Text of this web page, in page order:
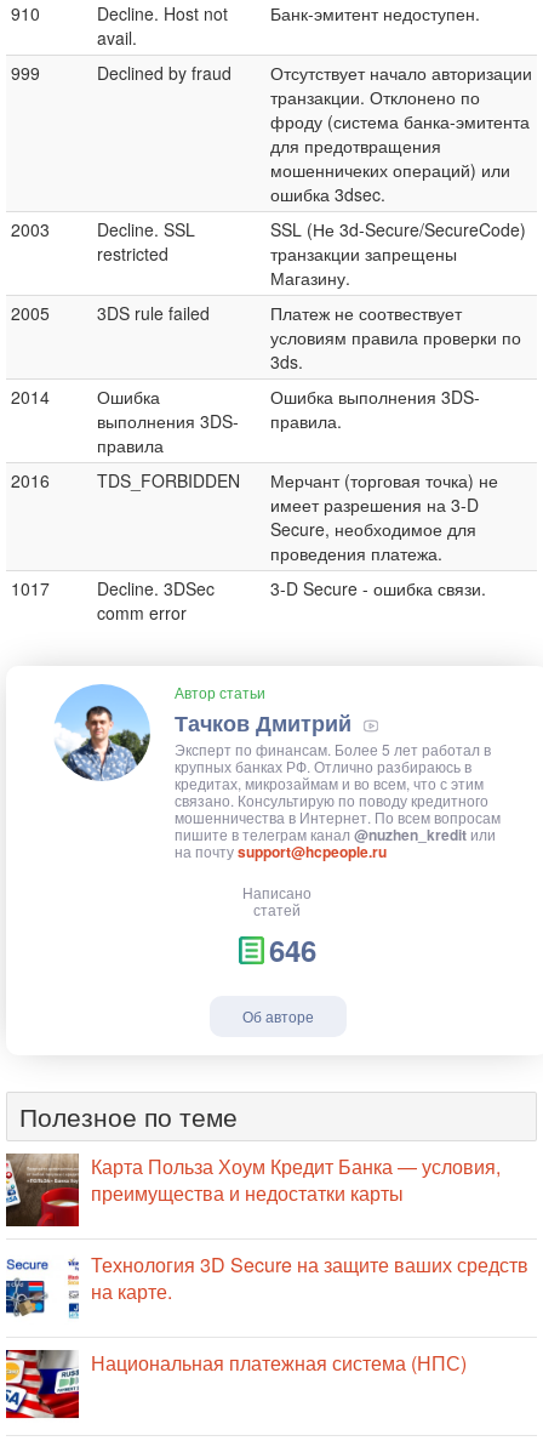
910
Decline. Host not
avail.
Банк-эмитент недоступен.
999 Declined by fraud
Отсутствует начало авторизации
транзакции. Отклонено по
фроду (система банка-эмитента
для предотвращения
мошенничеких операций) или
ошибка 3dsec.
2003
Decline. SSL
restricted
SSL (Не 3d-Secure/SecureCode)
транзакции запрещены
Магазину.
2005
3DS rule failed
Платеж не соотвествует
условиям правила проверки по
3ds.
2014
Ошибка
выполнения 3DS-
правила
Ошибка выполнения 3DS-
правила.
2016 TDS_FORBIDDEN
Мерчант (торговая точка) не
имеет разрешения на 3-D
Secure, необходимое для
проведения платежа.
1017
Decline. 3DSec
comm error
3-D Secure - ошибка связи.
Автор статьи
Тачков Дмитрий
Эксперт по финансам. Более 5 лет работал в
крупных банках РФ. Отлично разбираюсь в
кредитах, микрозаймам и во всем, что с этим
связано. Консультирую по поводу кредитного
мошенничества в Интернет. По всем вопросам
пишите в телеграм канал @nuzhen_kredit или
на почтуsupport@hcpeople.ru
Написано
статей
646
Об авторе
Полезное по теме
Карта Польза Хоум Кредит Банка — условия,
преимущества и недостатки карты
Технология 3D Secure на защите ваших средств
на карте.
Национальная платежная система (НПС)